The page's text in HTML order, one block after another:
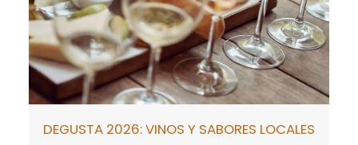
DEGUSTA 2026: VINOS Y SABORES LOCALES